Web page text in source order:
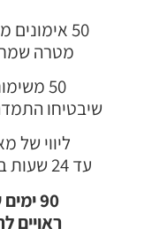
50 אימונים מנטליים מהירים להשגת
מטרה
50 משימות הטמעה פרקטיות
שיבטיחו
ליווי של
עד 24 שעות בצ'אט אישי באפליקציה
90 ימים שאחריהם תרגישו
ראויים